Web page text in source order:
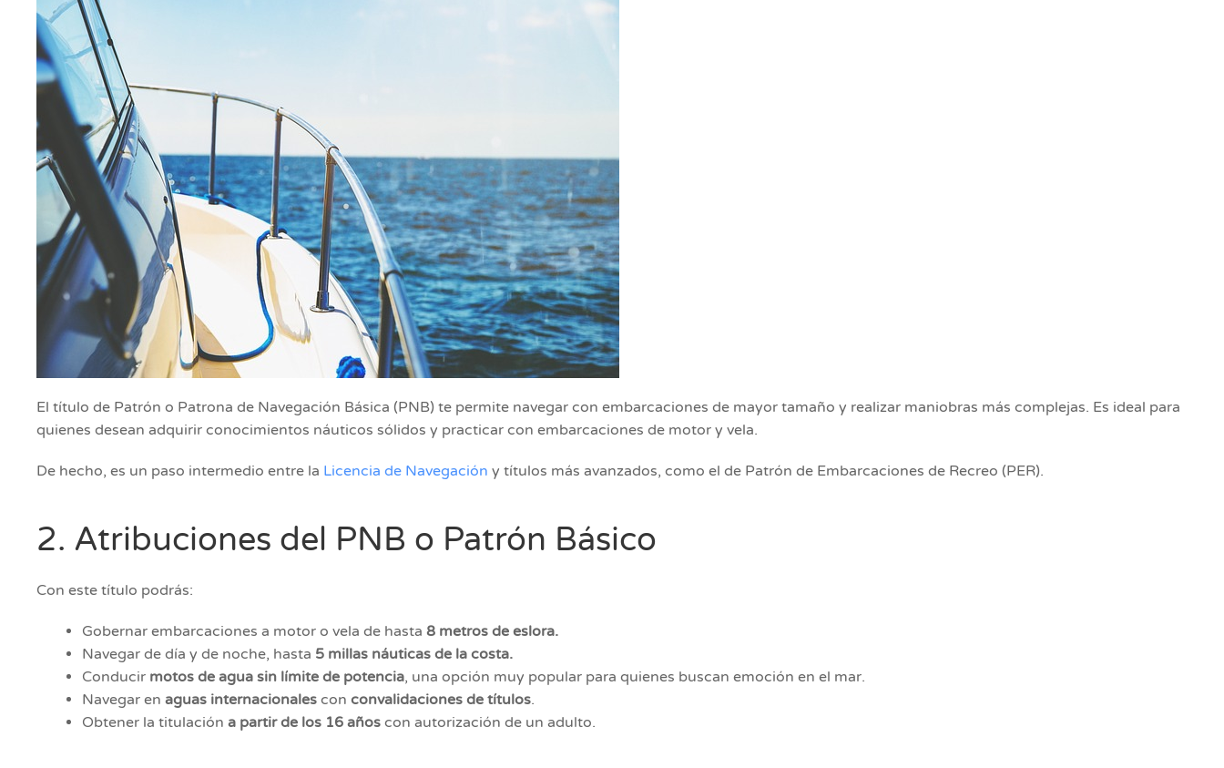
El título de Patrón o Patrona de Navegación Básica (PNB) te permite navegar con embarcaciones de mayor tamaño y realizar maniobras más complejas. Es ideal para
quienes desean adquirir conocimientos náuticos sólidos y practicar con embarcaciones de motor y vela.
De hecho, es un paso intermedio entre la Licencia de Navegación y títulos más avanzados, como el de Patrón de Embarcaciones de Recreo (PER).
2. Atribuciones del PNB o Patrón Básico
Con este título podrás:
Gobernar embarcaciones a motor o vela de hasta 8 metros de eslora.
Navegar de día y de noche, hasta 5 millas náuticas de la costa.
Conducir motos de agua sin límite de potencia, una opción muy popular para quienes buscan emoción en el mar.
Navegar en aguas internacionales con convalidaciones de títulos.
Obtener la titulación a partir de los 16 años con autorización de un adulto.